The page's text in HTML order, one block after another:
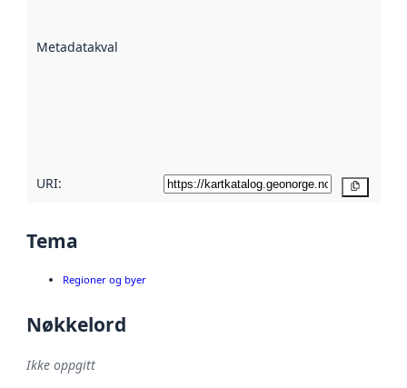
Metadatakvalitet
URI:
Tema
Regioner og byer
Nøkkelord
Ikke oppgitt